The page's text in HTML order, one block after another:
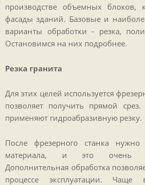
производстве объемных блоков,
фасады зданий. Базовые и
варианты обработки - резка,
Остановимся на них подробнее.
Резка гранита
Для этих целей используется
позволяет получить прямой
применяют гидроабразивную резку.
После фрезерного станка нужно
материала, и это очень
Дополнительная обработка
процессе эксплуатации. Чаще